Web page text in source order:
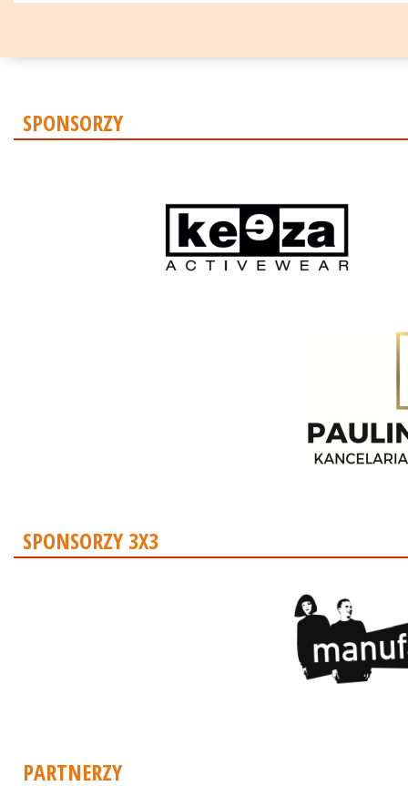
SPONSORZY
SPONSORZY 3X3
PARTNERZY